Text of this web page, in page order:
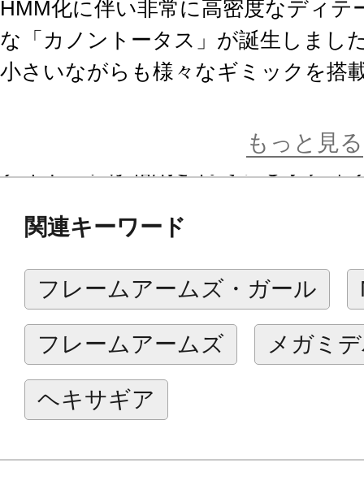
HMM化に伴い非常に高密度なディテ
な「カノントータス」が誕生しまし
小さいながらも様々なギミックを搭
た「液冷式荷電粒子ビーム砲」及び
※画像は試作品です。実際の商品と
ます。また、撮影用に塗装されてお
※本製品はお客様ご自身で組み立て
もっと見る
関連キーワード
フレームアームズ・ガール
フレームアームズ メガミ
ヘキサギア